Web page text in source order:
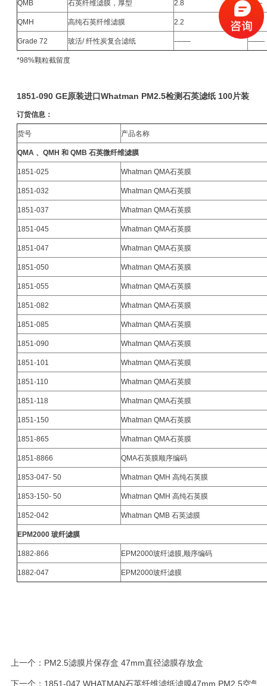
QMB 石英纤维滤膜，厚型 2.8 ――
QMH 高纯石英纤维滤膜 2.2 ――
Grade 72 玻活/ 纤性炭复合滤纸 -―― -――
*98%颗粒截留度
1851-090 GE原装进口Whatman PM2.5检测石英滤纸 100片装
订货信息：
货号 产品名称
QMA 、QMH 和 QMB 石英微纤维滤膜
1851-025 Whatman QMA石英膜
1851-032 Whatman QMA石英膜
1851-037 Whatman QMA石英膜
1851-045 Whatman QMA石英膜
1851-047 Whatman QMA石英膜
1851-050 Whatman QMA石英膜
1851-055 Whatman QMA石英膜
1851-082 Whatman QMA石英膜
1851-085 Whatman QMA石英膜
1851-090 Whatman QMA石英膜
1851-101 Whatman QMA石英膜
1851-110 Whatman QMA石英膜
1851-118 Whatman QMA石英膜
1851-150 Whatman QMA石英膜
1851-865 Whatman QMA石英膜
1851-8866 QMA石英膜顺序编码
1853-047- 50 Whatman QMH 高纯石英膜
1853-150- 50 Whatman QMH 高纯石英膜
1852-042 Whatman QMB 石英滤膜
EPM2000 玻纤滤膜
1882-866 EPM2000玻纤滤膜,顺序编码
1882-047 EPM2000玻纤滤膜
上一个： PM2.5滤膜片保存盒 47mm直径滤膜存放盒
下一个： 1851-047 WHATMAN石英纤维滤纸滤膜47mm PM2.5空气